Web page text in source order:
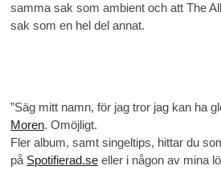
samma sak som ambient och att The
sak som en hel del annat.
”Säg mitt namn, för jag tror jag kan ha
Moren. Omöjligt.
Fler album, samt singeltips, hittar du
på Spotifierad.se eller i någon av mina